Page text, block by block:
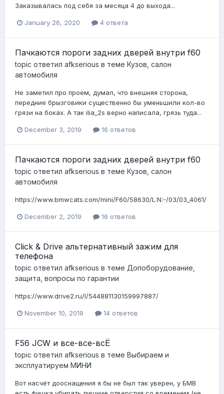
Заказывалась под себя за месяца 4 до выхода...
January 26, 2020 4 ответа
Пачкаются пороги задних дверей внутри f60
topic ответил afkserious в теме Кузов, салон
автомобиля
Не заметил про проем, думал, что внешняя сторона,
передние брызговики существенно бы уменьшили кол-во
грязи на боках. А так ilia_2s верно написала, грязь туда...
December 3, 2019 16 ответов
Пачкаются пороги задних дверей внутри f60
topic ответил afkserious в теме Кузов, салон
автомобиля
https://www.bmwcats.com/mini/F60/58630/L:N:-/03/03_4061/
December 2, 2019 16 ответов
Click & Drive альтернативный зажим для
телефона
topic ответил afkserious в теме Допоборудование,
защита, вопросы по гарантии
https://www.drive2.ru/l/544881130159997887/
November 10, 2019 14 ответов
F56 JCW и все-все-всЁ
topic ответил afkserious в теме Выбираем и
эксплуатируем МИНИ
Вот насчёт дооснащения я бы не был так уверен, у БМВ